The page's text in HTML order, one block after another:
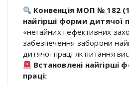
Конвенція МОП № 182
найгірші форми дитячої
«негайних і ефективних
забезпечення заборони
дитячої праці як питання
Встановлені найгірші
праці: